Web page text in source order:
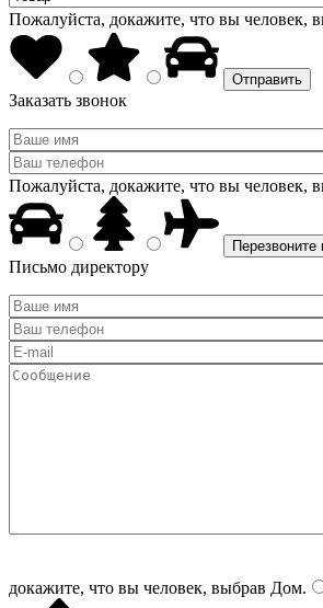
Пожалуйста, докажите, что вы человек,
Заказать звонок
Пожалуйста, докажите, что вы человек,
Письмо директору
докажите, что вы человек, выбрав Дом.